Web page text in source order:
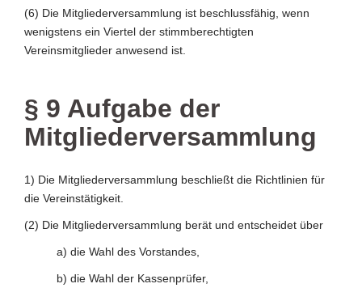
(6) Die Mitgliederversammlung ist beschlussfähig, wenn
wenigstens ein Viertel der stimmberechtigten
Vereinsmitglieder anwesend ist.
§ 9 Aufgabe der
Mitgliederversammlung
1) Die Mitgliederversammlung beschließt die Richtlinien für
die Vereinstätigkeit.
(2) Die Mitgliederversammlung berät und entscheidet über
a) die Wahl des Vorstandes,
b) die Wahl der Kassenprüfer,